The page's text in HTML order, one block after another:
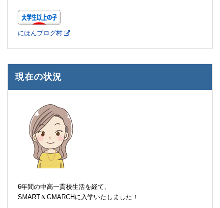
にほんブログ村
現在の状況
6年間の中高一貫校生活を経て、
SMART＆GMARCHに入学いたしました！